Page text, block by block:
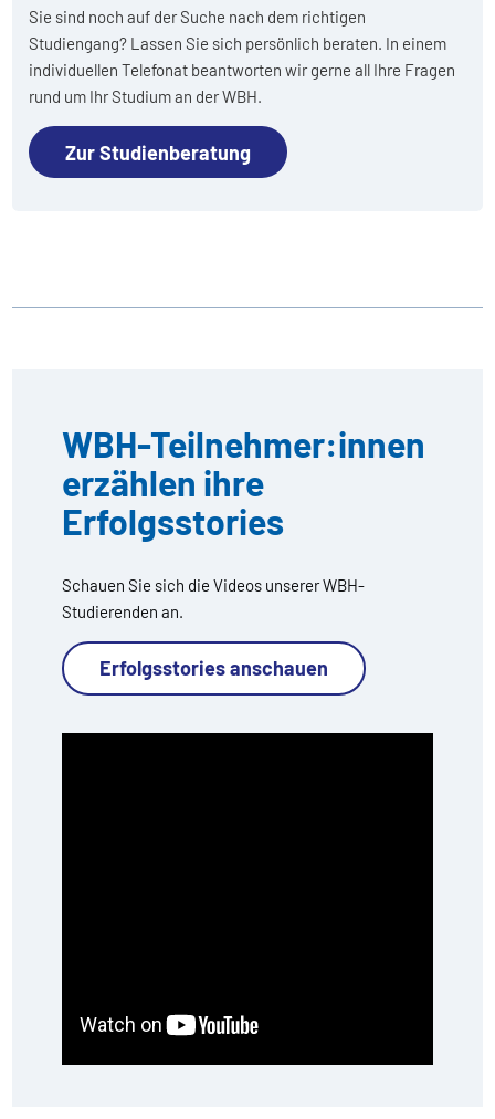
Sie sind noch auf der Suche nach dem richtigen
Studiengang? Lassen Sie sich persönlich beraten. In einem
individuellen Telefonat beantworten wir gerne all Ihre Fragen
rund um Ihr Studium an der WBH.
Zur Studienberatung
WBH-Teilnehmer:innen
erzählen ihre
Erfolgsstories
Schauen Sie sich die Videos unserer WBH-
Studierenden an.
Erfolgsstories anschauen